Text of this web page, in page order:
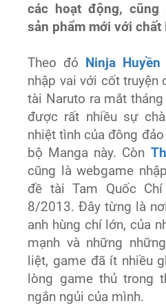
các hoạt động,
sản phẩm mới với
Theo đó Ninja Huyền
nhập vai với cốt truyện
tài Naruto ra mắt
được rất nhiều sự
nhiệt tình của đông
bộ Manga này. Còn
cũng là webgame
đề tài Tam Quốc
8/2013. Đây từng là
anh hùng chí lớn, của
mạnh và những
liệt, game đã ít nhiều
lòng game thủ trong
ngắn ngủi của mình.